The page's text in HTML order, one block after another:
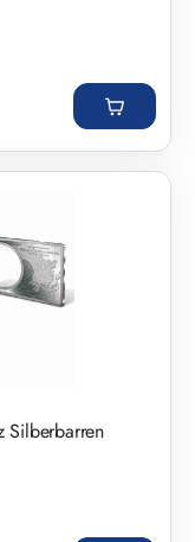
Silberbarren